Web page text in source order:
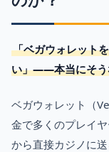
「ベガウォレット
い」——本当にそう
ベガウォレット（
金で多くのプレイ
から直接カジノに